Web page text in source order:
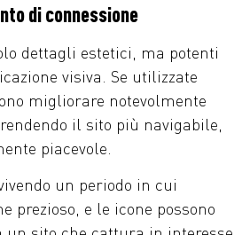
di connessione
dettagli estetici, ma potenti
visiva. Se utilizzate
migliorare notevolmente
il sito più navigabile,
piacevole.
un periodo in cui
prezioso, e le icone possono